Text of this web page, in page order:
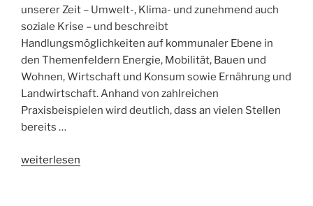
unserer Zeit – Umwelt-, Klima- und zunehmend auch
soziale Krise – und beschreibt
Handlungsmöglichkeiten auf kommunaler Ebene in
den Themenfeldern Energie, Mobilität, Bauen und
Wohnen, Wirtschaft und Konsum sowie Ernährung und
Landwirtschaft. Anhand von zahlreichen
Praxisbeispielen wird deutlich, dass an vielen Stellen
bereits …
„Klima-
weiterlesen